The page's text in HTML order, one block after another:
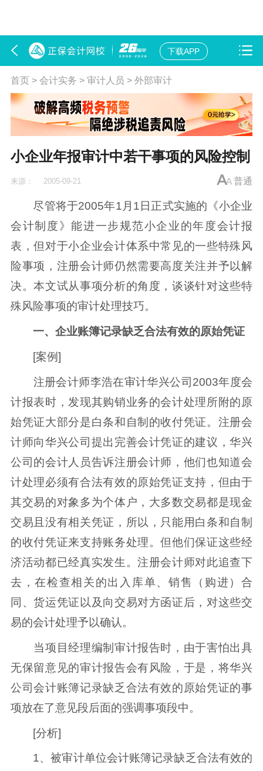
下载APP
首页> 会计实务 > 审计人员 > 外部审计
小企业年报审计中若干事项的风险控制
来源： 2005-09-21 普通
尽管将于2005年1月1日正式实施的《小企业
会计制度》能进一步规范小企业的年度会计报
表，但对于小企业会计体系中常见的一些特殊风
险事项，注册会计师仍然需要高度关注并予以解
决。本文试从事项分析的角度，谈谈针对这些特
殊风险事项的审计处理技巧。
一、企业账簿记录缺乏合法有效的原始凭证
[案例]
注册会计师李浩在审计华兴公司2003年度会
计报表时，发现其购销业务的会计处理所附的原
始凭证大部分是白条和自制的收付凭证。注册会
计师向华兴公司提出完善会计凭证的建议，华兴
公司的会计人员告诉注册会计师，他们也知道会
计处理必须有合法有效的原始凭证支持，但由于
其交易的对象多为个体户，大多数交易都是现金
交易且没有相关凭证，所以，只能用白条和自制
的收付凭证来支持账务处理。但他们保证这些经
济活动都已经真实发生。注册会计师对此追查下
去，在检查相关的出入库单、销售（购进）合
同、货运凭证以及向交易对方函证后，对这些交
易的会计处理予以确认。
当项目经理编制审计报告时，由于害怕出具
无保留意见的审计报告会有风险，于是，将华兴
公司会计账簿记录缺乏合法有效的原始凭证的事
项放在了意见段后面的强调事项段中。
[分析]
1、被审计单位会计账簿记录缺乏合法有效的